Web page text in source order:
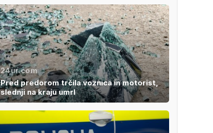
24ur.com
Pred predorom trčila voznica in motorist,
slednji na kraju umrl